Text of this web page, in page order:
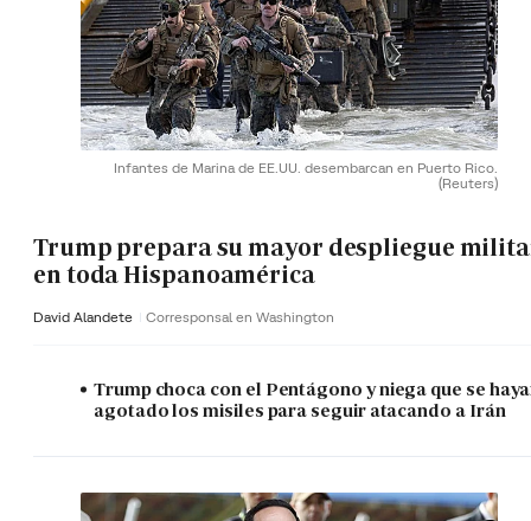
Infantes de Marina de EE.UU. desembarcan en Puerto Rico.
(Reuters)
Trump prepara su mayor despliegue
en toda Hispanoamérica
David Alandete Corresponsal en Washington
Trump choca con el Pentágono y niega que se
agotado los misiles para seguir atacando a Irán